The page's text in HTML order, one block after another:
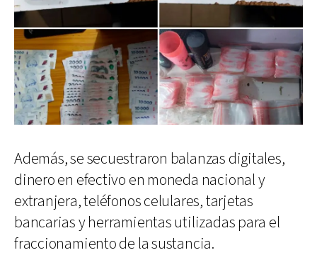
Además, se secuestraron balanzas digitales,
dinero en efectivo en moneda nacional y
extranjera, teléfonos celulares, tarjetas
bancarias y herramientas utilizadas para el
fraccionamiento de la sustancia.